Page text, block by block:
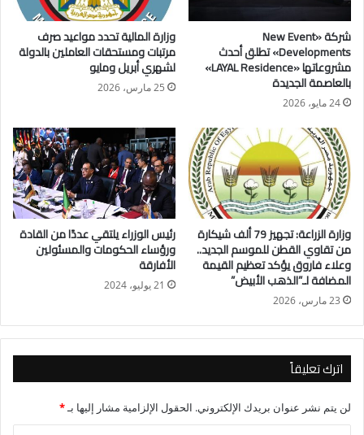
والزراعة، والموارد المائية، وغيرها، لافتًا إلى أننا نشرنا أول
مساهماتنا المحدثة على المستوى الوطني في يونيه ٢٠٢٢، التي
تتضمن مشاريع التخفيف والتكيف المحتملة، داعيًا الحكومات إلى
تبنى استراتيجيات وطنية لوضع «خارطة طريق» بآليات تنفيذية
مُحددة لتشجيع الاستثمار المستدام في المناخ.
وأوضح الوزير أن الدولة تبذل جهودًا ملموسة لتنفيذ الاستراتيجية
الوطنية لتنويع مصادر إمدادات الطاقة، والاستفادة من ثرواتنا
الطبيعية فى توليد طاقة نظيفة، بالتعاون مع الخبرات الدولية؛
استغلالاً للمصادر المتعددة من الطاقة المتجددة التى تحظى بها
مصر، خاصة طاقة الرياح والطاقة الشمسية؛ بما يؤهلها إلى أن تُصبح
نقطة مركزية على «خارطة الطاقة» تصل بين أوروبا وآسيا وأفريقيا.
شركة «New Event
Developments» تطلق أحدث
مشروعاتها «LAYAL Residence»
بالعاصمة الجديدة
24 مايو، 2026
وزارة المالية تحدد مواعيد صرف
مرتبات ومستحقات العاملين بالدولة
لشهري أبريل ومايو
25 مارس، 2026
وزارة الزراعة: تجهيز 79 ألف شيكارة
من تقاوي القطن للموسم الجديد..
وعلاء فاروق يؤكد تعظيم القيمة
المضافة لـ”الذهب الأبيض”
23 مارس، 2026
رئيس الوزراء يلتقي عددًا من القادة
ورؤساء الحكومات والمسئولين
الأفارقة
21 يوليو، 2024
اترك تعليقاً
لن يتم نشر عنوان بريدك الإلكتروني. الحقول الإلزامية مشار إليها بـ*